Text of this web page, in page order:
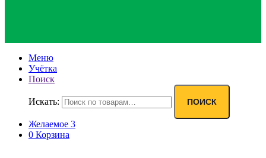
Меню
Учётка
Поиск
Искать: ПОИСК
Желаемое 3
0 Корзина